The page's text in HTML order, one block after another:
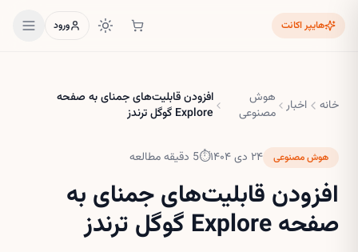
هایپر اکانت ورود
خانه اخبار
هوش
مصنوعی
افزودن قابلیت‌های جمنای به صفحه
Explore گوگل ترندز
هوش مصنوعی ۲۴ دی ۱۴۰۴ ⏱
5 دقیقه مطالعه
افزودن قابلیت‌های جمنای به
صفحه Explore گوگل ترندز